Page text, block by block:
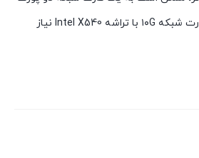
RJ45 گیگابیتی یا یک کارت شبکه ۱۰G با تراشه Intel X540 نیاز